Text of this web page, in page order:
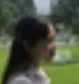
dễ dàng,
2026
2026
trên